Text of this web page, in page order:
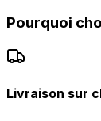
Pourquoi
Livraison sur